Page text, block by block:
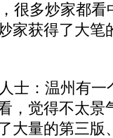
很多炒家都看
家获得了大
士：温州有一
，觉得不太景
大量的第三